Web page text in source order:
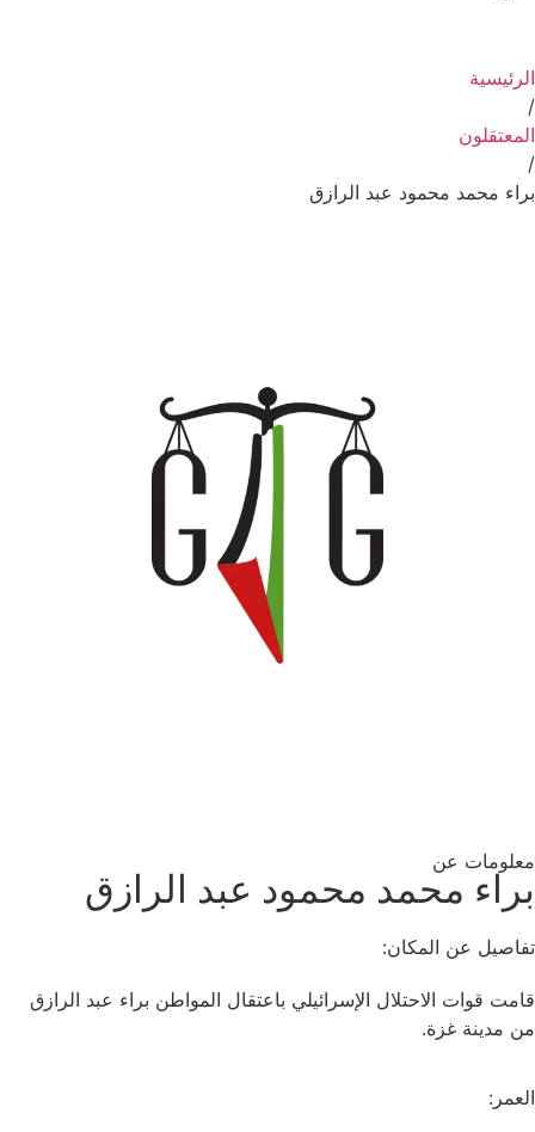
الرئيسية
/
المعتقلون
/
براء محمد محمود عبد الرازق
معلومات عن
براء محمد محمود عبد الرازق
تفاصيل عن المكان:
قامت قوات الاحتلال الإسرائيلي باعتقال المواطن براء عبد الرازق
من مدينة غزة.
العمر: